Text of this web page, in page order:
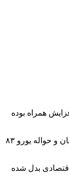
در مقایسه با دیروز با افزایش همراه بوده
در بازار سایر ارزها نیز درهم امارات در بخش اسکناس ۱۹ هزار و ۹۶۲ تومان و در بخش حواله ۱۹ هزار و ۳۸۱ تومان قیمت‌گذاری شد. همچنین یورو اسکناس در بازار تجاری ۸۶ هزار و ۹۸ تومان و حواله یورو ۸۳
بدل شده